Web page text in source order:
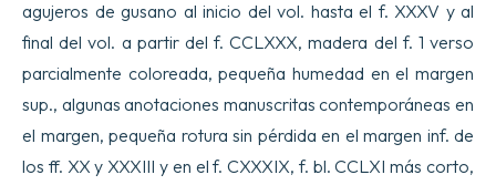
agujeros de gusano al inicio del vol. hasta el f. XXXV y al
final del vol. a partir del f. CCLXXX, madera del f. 1 verso
parcialmente coloreada, pequeña humedad en el margen
sup., algunas anotaciones manuscritas contemporáneas en
el margen, pequeña rotura sin pérdida en el margen inf. de
los ff. XX y XXXIII y en el f. CXXXIX, f. bl. CCLXI más corto,